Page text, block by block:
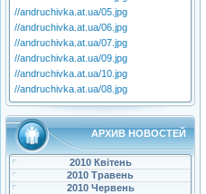
//andruchivka.at.ua/05.jpg
//andruchivka.at.ua/06.jpg
//andruchivka.at.ua/07.jpg
//andruchivka.at.ua/09.jpg
//andruchivka.at.ua/10.jpg
//andruchivka.at.ua/08.jpg
АРХИВ НОВОСТЕЙ
2010 Квітень
2010 Травень
2010 Червень